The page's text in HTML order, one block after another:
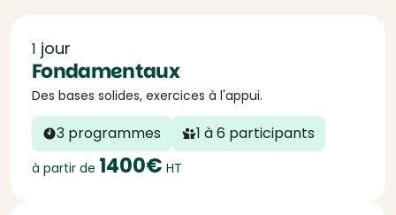
1 jour
Fondamentaux
Des bases solides, exercices à l'appui.
3 programmes 1 à 6 participants
à partir de 1400€ HT